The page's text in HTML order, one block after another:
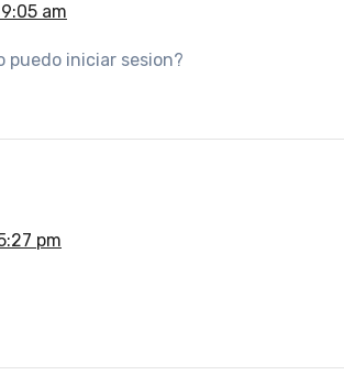
am
puedo iniciar sesion?
pm